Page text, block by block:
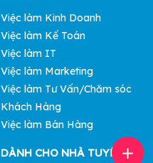
Việc làm Kinh Doanh
Việc làm Kế Toán
Việc làm IT
Việc làm Marketing
Việc làm Tư Vấn/Chăm sóc
Khách Hàng
Việc làm Bán Hàng
DÀNH CHO NHÀ TUYỂN